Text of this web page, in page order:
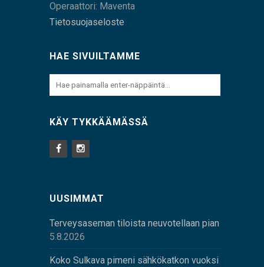
Operaattori: Maventa
Tietosuojaseloste
HAE SIVUILTAMME
KÄY TYKKÄÄMÄSSÄ
UUSIMMAT
Terveysaseman tiloista neuvotellaan pian
5.8.2026
Koko Sulkava pimeni sähkökatkon vuoksi